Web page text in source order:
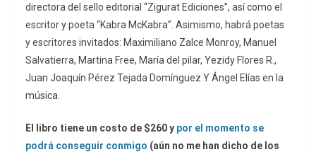
directora del sello editorial “Zigurat Ediciones”, así como el
escritor y poeta “Kabra McKabra”. Asimismo, habrá poetas
y escritores invitados: Maximiliano Zalce Monroy, Manuel
Salvatierra, Martina Free, María del pilar, Yezidy Flores R.,
Juan Joaquín Pérez Tejada Domínguez Y Ángel Elías en la
música.
El libro tiene un costo de $260 y por el momento se
podrá conseguir conmigo (aún no me han dicho de los